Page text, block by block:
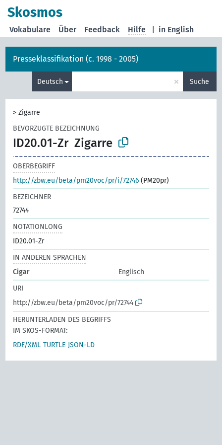
Skosmos
in English
Vokabulare Über Feedback Hilfe
Presseklassifikation (c. 1998 - 2005)
Deutsch × Suche
>Zigarre
BEVORZUGTE BEZEICHNUNG
ID20.01-Zr Zigarre
OBERBEGRIFF
http://zbw.eu/beta/pm20voc/pr/i/72746 (PM20pr)
BEZEICHNER
72744
NOTATIONLONG
ID20.01-Zr
IN ANDEREN SPRACHEN
Cigar
Englisch
URI
http://zbw.eu/beta/pm20voc/pr/72744
HERUNTERLADEN DES BEGRIFFS
IM SKOS-FORMAT:
RDF/XML TURTLE JSON-LD